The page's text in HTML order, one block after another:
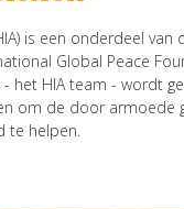
is een onderdeel van
Global Peace
het HIA team - wordt
om de door armoede
te helpen.